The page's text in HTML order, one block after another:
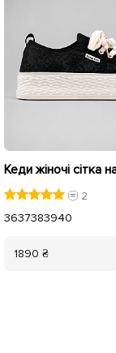
2
3637383940
1890 ₴